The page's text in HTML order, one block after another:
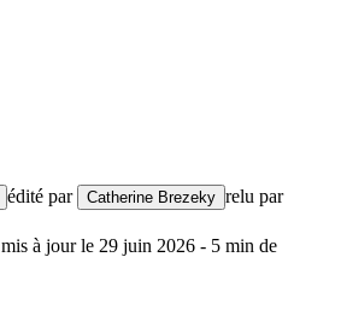
édité par Catherine Brezeky relu par
mis à jour le 29 juin 2026 - 5 min de